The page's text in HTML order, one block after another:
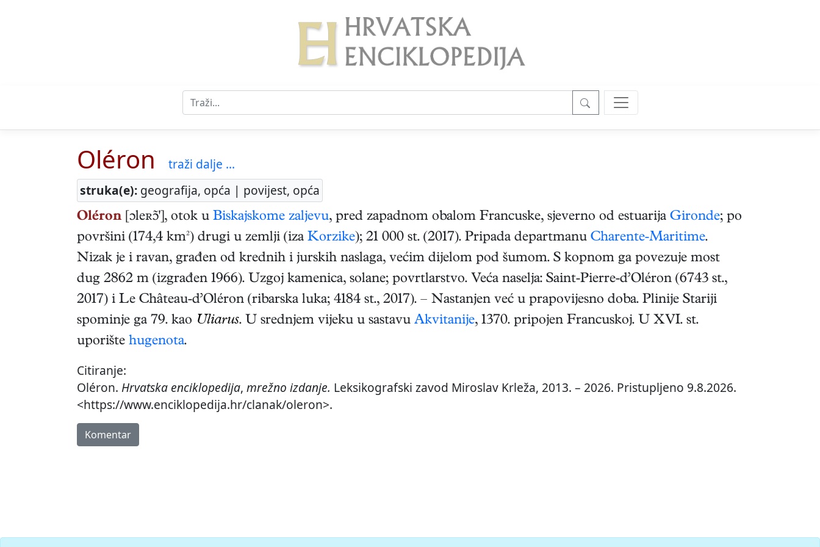
Oléron
traži dalje ...
struka(e): geografija, opća | povijest, opća
Oléron [ɔleʀ'], otok u Biskajskome zaljevu, pred zapadnom obalom Francuske, sjeverno od estuarija Gironde; po
površini (174,4 km²) drugi u zemlji (iza Korzike); 21 000 st. (2017). Pripada departmanu Charente-Maritime.
Nizak je i ravan, građen od krednih i jurskih naslaga, većim dijelom pod šumom. S kopnom ga povezuje most
dug 2862 m (izgrađen 1966). Uzgoj kamenica, solane; povrtlarstvo. Veća naselja: Saint-Pierre-d’Oléron (6743 st.,
2017) i Le Château-d’Oléron (ribarska luka; 4184 st., 2017). – Nastanjen već u prapovijesno doba. Plinije Stariji
spominje ga 79. kao Uliarus. U srednjem vijeku u sastavu Akvitanije, 1370. pripojen Francuskoj. U XVI. st.
uporište hugenota.
Citiranje:
Oléron. Hrvatska enciklopedija, mrežno izdanje. Leksikografski zavod Miroslav Krleža, 2013. – 2026. Pristupljeno 9.8.2026.
<https://www.enciklopedija.hr/clanak/oleron>.
Komentar